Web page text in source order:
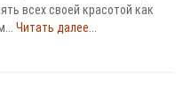
всех своей красотой как
Читать далее...